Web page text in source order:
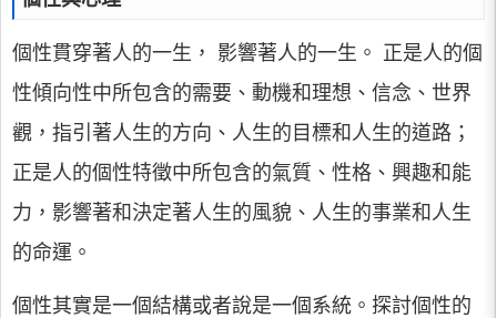
個性貫穿著人的一生， 影響著人的一生。 正是人的個
性傾向性中所包含的需要、動機和理想、信念、世界
觀，指引著人生的方向、人生的目標和人生的道路；
正是人的個性特徵中所包含的氣質、性格、興趣和能
力，影響著和決定著人生的風貌、人生的事業和人生
的命運。
個性其實是一個結構或者說是一個系統。探討個性的